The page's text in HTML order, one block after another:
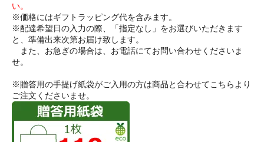
い。
※価格にはギフトラッピング代を含みます。
※配達希望日の入力の際、「指定なし」をお選びいただきます
と、準備出来次第お届け致します。
また、お急ぎの場合は、お電話にてお問い合わせくださいま
せ。
※贈答用の手提げ紙袋がご入用の方は商品と合わせてこちらより
ご注文くださいませ。